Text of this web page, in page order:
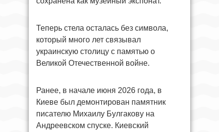
Теперь стела осталась без символа,
который много лет связывал
украинскую столицу с памятью о
Великой Отечественной войне.
Ранее, в начале июня 2026 года, в
Киеве был демонтирован памятник
писателю Михаилу Булгакову на
Андреевском спуске. Киевский